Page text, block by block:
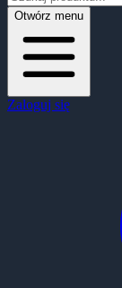
Otwórz menu
Zaloguj się